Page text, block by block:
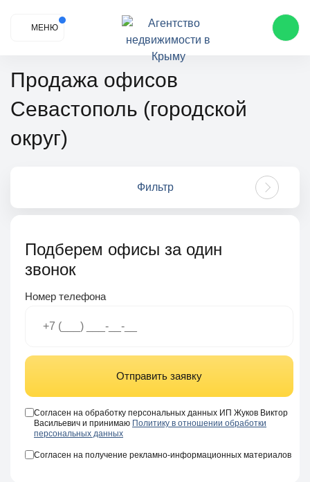
МЕНЮ
Продажа офисов
Севастополь (городской
округ)
Фильтр
Подберем офисы за один
звонок
Номер телефона
Отправить заявку
Согласен на обработку персональных данных ИП Жуков Виктор
Васильевич и принимаю Политику в отношении обработки
персональных данных
Согласен на получение рекламно-информационных материалов